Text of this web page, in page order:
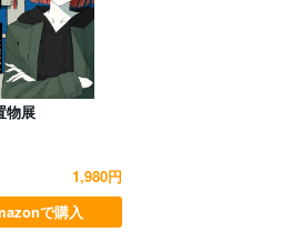
物展
1,980円
で購入